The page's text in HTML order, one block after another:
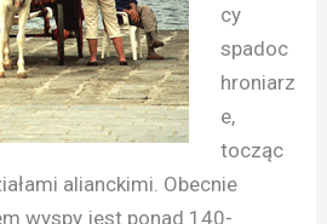
cy
spadoc
hroniarz
e,
tocząc
alianckimi. Obecnie
wyspy jest ponad 140-